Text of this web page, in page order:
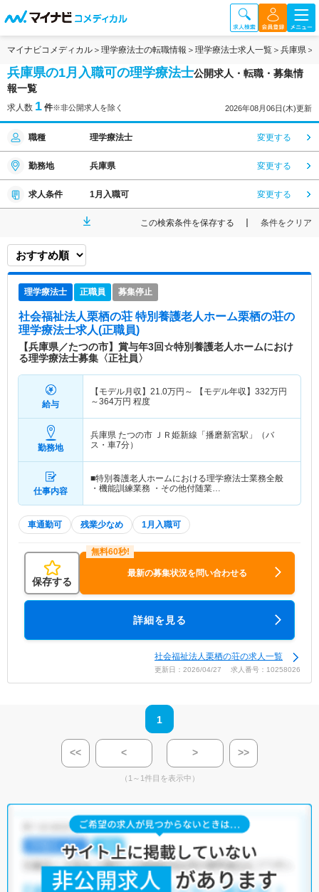
マイナビコメディカル 理学療法士の転職情報 理学療法士求人一覧 兵庫県
兵庫県の1月入職可の理学療法士公開求人・転職・募集情
報一覧
求人数 1 件※非公開求人を除く 2026年08月06日(木)更新
職種 理学療法士 変更する
勤務地 兵庫県 変更する
求人条件 1月入職可 変更する
この検索条件を保存する 条件をクリア
理学療法士 正職員 募集停止
社会福祉法人栗栖の荘 特別養護老人ホーム栗栖の荘の
理学療法士求人(正職員)
【兵庫県／たつの市】賞与年3回☆特別養護老人ホームにおけ
る理学療法士募集〈正社員〉
給与
【モデル月収】 21.0万円～ 【モデル年収】 332万円
～364万円 程度
勤務地
兵庫県 たつの市 ＪＲ姫新線「播磨新宮駅」（バ
ス・車7分）
仕事内容
■特別養護老人ホームにおける理学療法士業務全般
・機能訓練業務 ・その他付随業…
車通勤可 残業少なめ 1月入職可
保存する
最新の募集状況を問い合わせる
詳細を見る
社会福祉法人栗栖の荘の求人一覧
更新日：2026/04/27 求人番号：10258026
1
<< < > >>
（1～1件目を表示中）